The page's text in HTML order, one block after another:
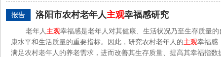
报告 洛阳市农村老年人主观幸福感研究
老年人 主观幸福感是老年人对其健康、生活状况乃至生存质量
康水平和生活质量的重要指标。因此，研究农村老年人的主观幸福感
满足农村老年人的养老需求，进而改善其生存质量、提高其幸福指